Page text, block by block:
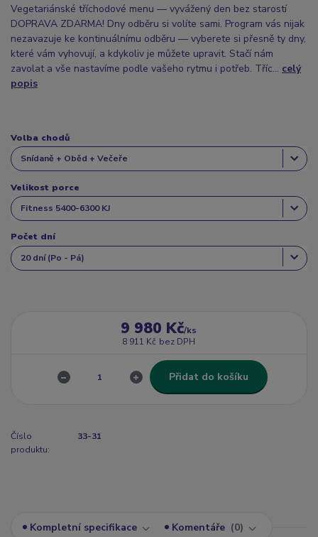
Vegetariánské tříchodové menu — vyvážený den bez starostí
DOPRAVA ZDARMA! Dny odběru si volíte sami. Program vás nijak
nezavazuje ke kontinuálnímu odběru — vyberete si přesně ty dny,
které vám vyhovují, a kdykoliv je můžete upravit. Stačí nám
zavolat a vše nastavíme podle vašeho rytmu i potřeb. Tříc... celý
popis
Volba chodů
Velikost porce
Počet dní
9 980 Kč/ks
8 911 Kč bez DPH
Přidat do košíku
Číslo
produktu:
33-31
Kompletní specifikace Komentáře 0